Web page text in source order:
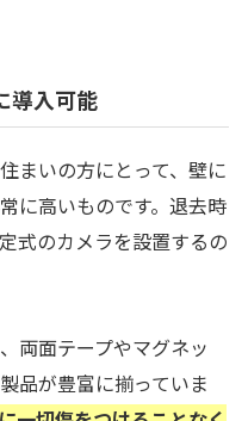
導入可能
まいの方にとって、壁に
に高いものです。退去時
式のカメラを設置するの
両面テープやマグネッ
品が豊富に揃っていま